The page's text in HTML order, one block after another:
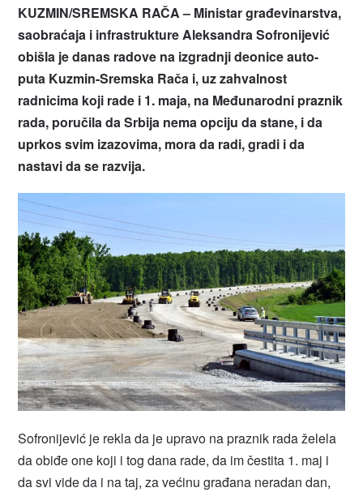
KUZMIN/SREMSKA RAČA – Ministar građevinarstva,
saobraćaja i infrastrukture Aleksandra Sofronijević
obišla je danas radove na izgradnji deonice auto-
puta Kuzmin-Sremska Rača i, uz zahvalnost
radnicima koji rade i 1. maja, na Međunarodni praznik
rada, poručila da Srbija nema opciju da stane, i da
uprkos svim izazovima, mora da radi, gradi i da
nastavi da se razvija.
Sofronijević je rekla da je upravo na praznik rada želela
da obiđe one koji i tog dana rade, da im čestita 1. maj i
da svi vide da i na taj, za većinu građana neradan dan,